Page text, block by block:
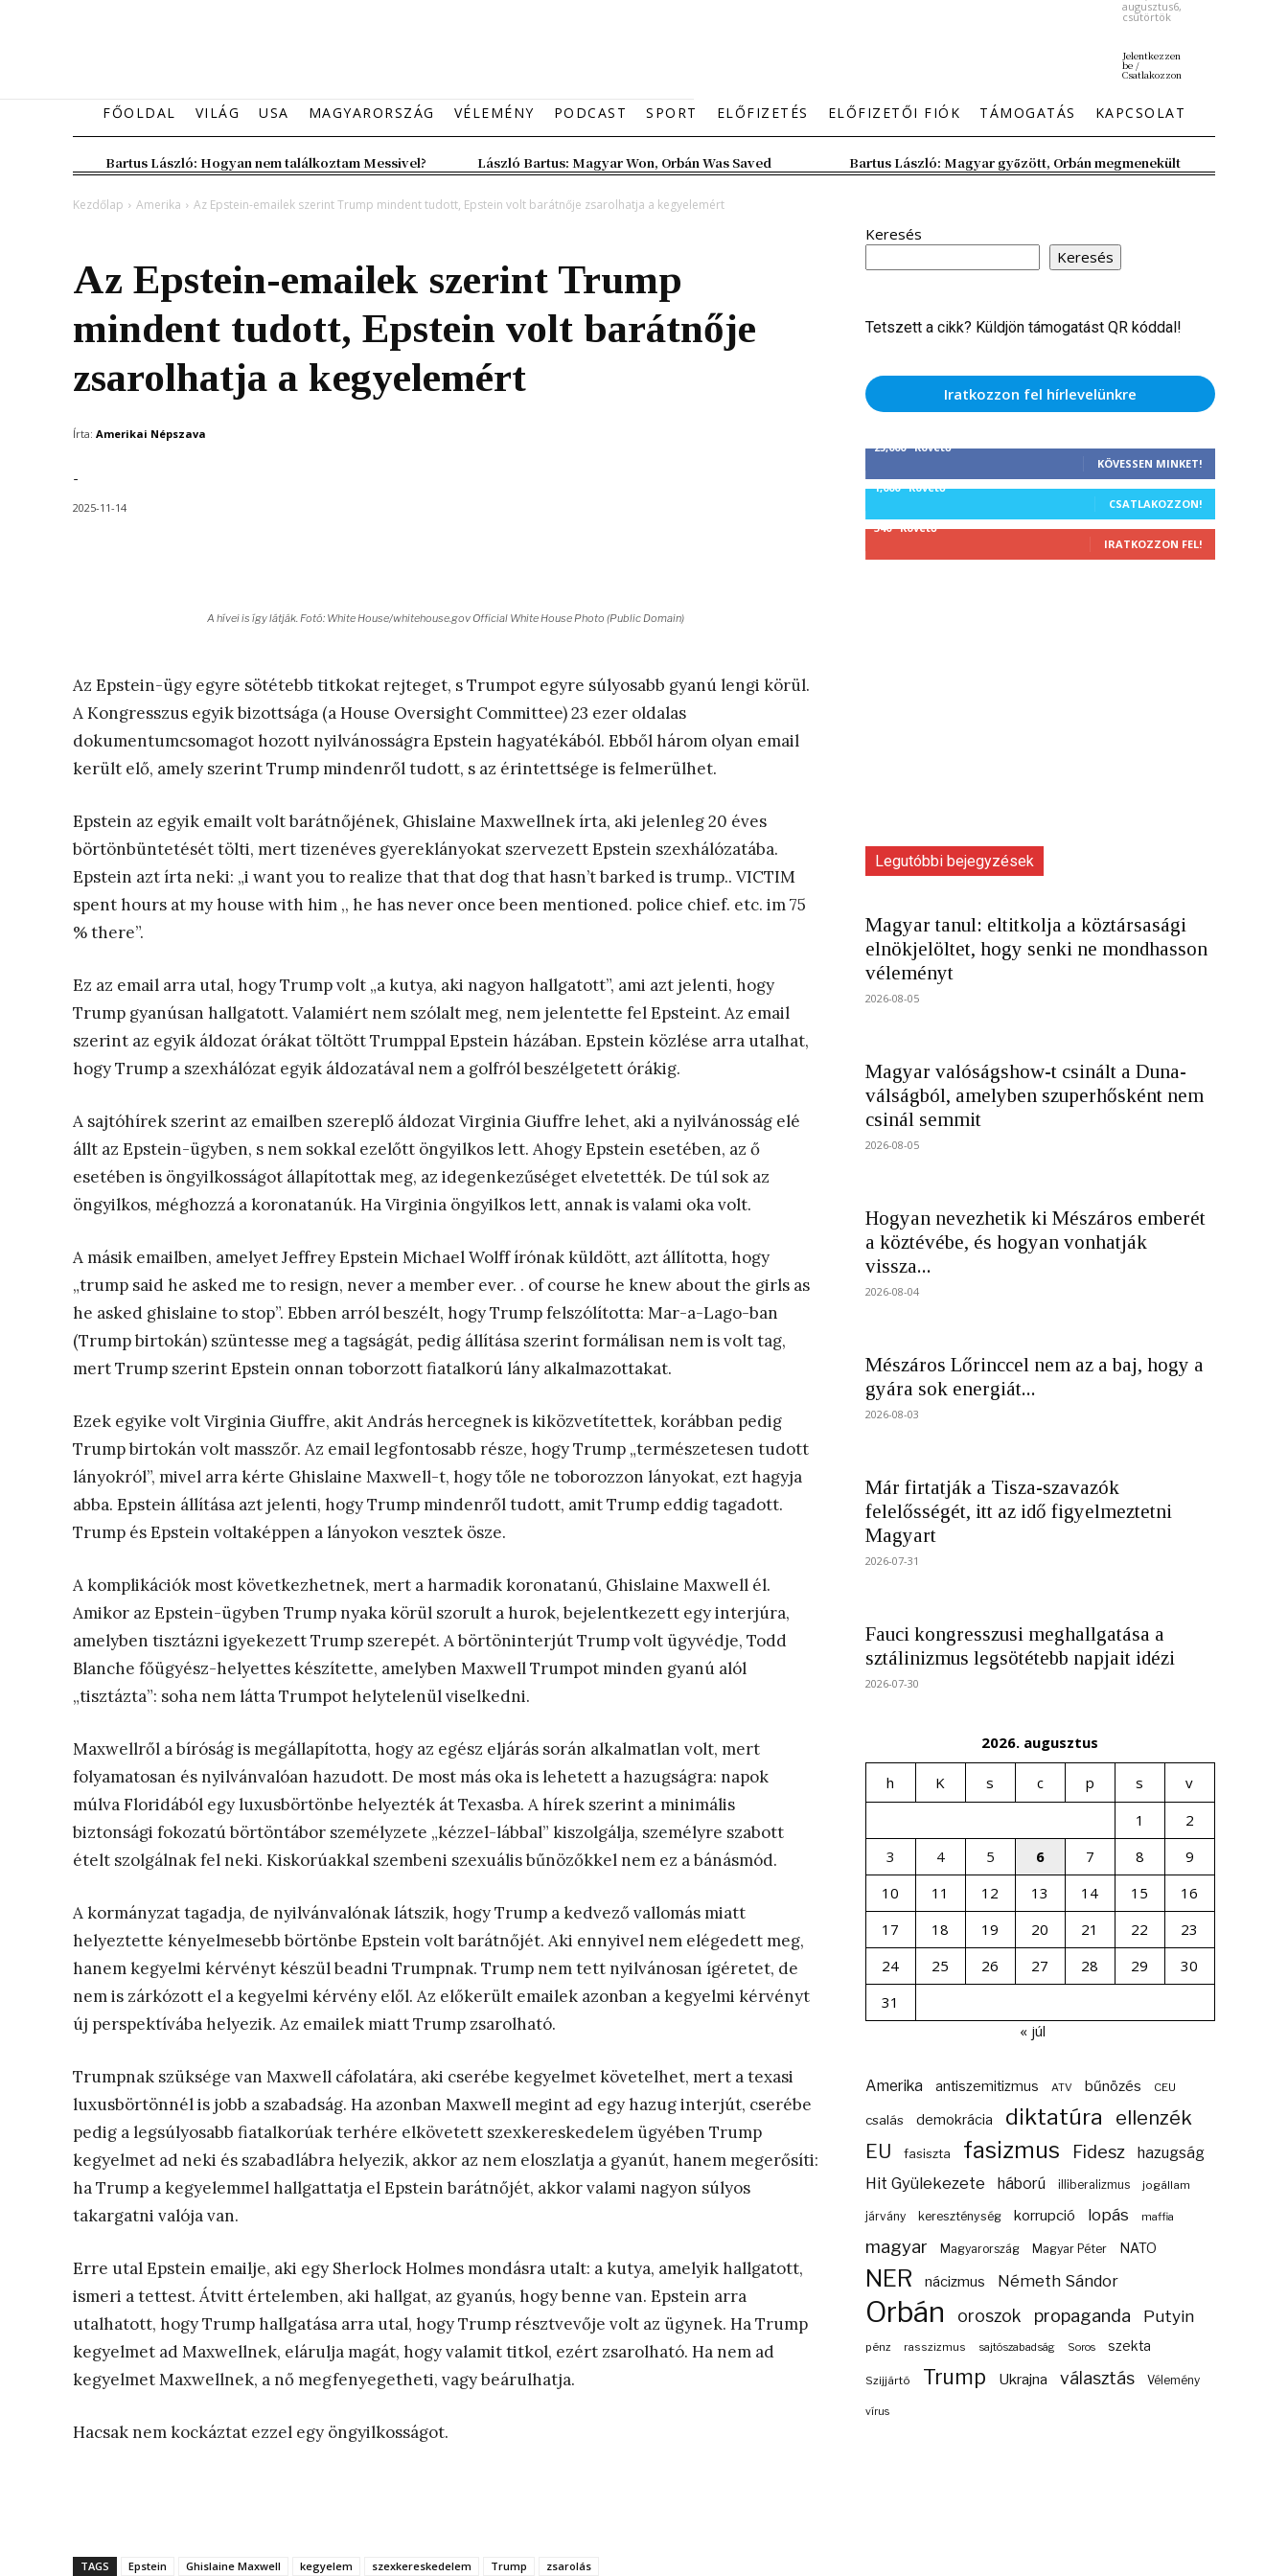
augusztus6,
csütörtök
Jelentkezzen
be /
Csatlakozzon
FŐOLDAL VILÁG USA MAGYARORSZÁG VÉLEMÉNY PODCAST SPORT ELŐFIZETÉS ELŐFIZETŐI FIÓK TÁMOGATÁS KAPCSOLAT
Bartus László: Hogyan nem találkoztam Messivel? László Bartus: Magyar Won, Orbán Was Saved Bartus László: Magyar győzött, Orbán megmenekült
Kezdőlap Amerika Az Epstein-emailek szerint Trump mindent tudott, Epstein volt barátnője zsarolhatja a kegyelemért
Az Epstein-emailek szerint Trump
mindent tudott, Epstein volt barátnője
zsarolhatja a kegyelemért
Írta: Amerikai Népszava
-
2025-11-14
A hívei is így látják. Fotó: White House/whitehouse.gov Official White House Photo (Public Domain)
Az Epstein-ügy egyre sötétebb titkokat rejteget, s Trumpot egyre súlyosabb gyanú lengi körül.
A Kongresszus egyik bizottsága (a House Oversight Committee) 23 ezer oldalas
dokumentumcsomagot hozott nyilvánosságra Epstein hagyatékából. Ebből három olyan email
került elő, amely szerint Trump mindenről tudott, s az érintettsége is felmerülhet.
Epstein az egyik emailt volt barátnőjének, Ghislaine Maxwellnek írta, aki jelenleg 20 éves
börtönbüntetését tölti, mert tizenéves gyereklányokat szervezett Epstein szexhálózatába.
Epstein azt írta neki: „i want you to realize that that dog that hasn’t barked is trump.. VICTIM
spent hours at my house with him ,, he has never once been mentioned. police chief. etc. im 75
% there”.
Ez az email arra utal, hogy Trump volt „a kutya, aki nagyon hallgatott”, ami azt jelenti, hogy
Trump gyanúsan hallgatott. Valamiért nem szólalt meg, nem jelentette fel Epsteint. Az email
szerint az egyik áldozat órákat töltött Trumppal Epstein házában. Epstein közlése arra utalhat,
hogy Trump a szexhálózat egyik áldozatával nem a golfról beszélgetett órákig.
A sajtóhírek szerint az emailben szereplő áldozat Virginia Giuffre lehet, aki a nyilvánosság elé
állt az Epstein-ügyben, s nem sokkal ezelőtt öngyilkos lett. Ahogy Epstein esetében, az ő
esetében is öngyilkosságot állapítottak meg, az idegenkezűséget elvetették. De túl sok az
öngyilkos, méghozzá a koronatanúk. Ha Virginia öngyilkos lett, annak is valami oka volt.
A másik emailben, amelyet Jeffrey Epstein Michael Wolff írónak küldött, azt állította, hogy
„trump said he asked me to resign, never a member ever. . of course he knew about the girls as
he asked ghislaine to stop”. Ebben arról beszélt, hogy Trump felszólította: Mar-a-Lago-ban
(Trump birtokán) szüntesse meg a tagságát, pedig állítása szerint formálisan nem is volt tag,
mert Trump szerint Epstein onnan toborzott fiatalkorú lány alkalmazottakat.
Ezek egyike volt Virginia Giuffre, akit András hercegnek is kiközvetítettek, korábban pedig
Trump birtokán volt masszőr. Az email legfontosabb része, hogy Trump „természetesen tudott
lányokról”, mivel arra kérte Ghislaine Maxwell-t, hogy tőle ne toborozzon lányokat, ezt hagyja
abba. Epstein állítása azt jelenti, hogy Trump mindenről tudott, amit Trump eddig tagadott.
Trump és Epstein voltaképpen a lányokon vesztek ösze.
A komplikációk most következhetnek, mert a harmadik koronatanú, Ghislaine Maxwell él.
Amikor az Epstein-ügyben Trump nyaka körül szorult a hurok, bejelentkezett egy interjúra,
amelyben tisztázni igyekezett Trump szerepét. A börtöninterjút Trump volt ügyvédje, Todd
Blanche főügyész-helyettes készítette, amelyben Maxwell Trumpot minden gyanú alól
„tisztázta”: soha nem látta Trumpot helytelenül viselkedni.
Maxwellről a bíróság is megállapította, hogy az egész eljárás során alkalmatlan volt, mert
folyamatosan és nyilvánvalóan hazudott. De most más oka is lehetett a hazugságra: napok
múlva Floridából egy luxusbörtönbe helyezték át Texasba. A hírek szerint a minimális
biztonsági fokozatú börtöntábor személyzete „kézzel-lábbal” kiszolgálja, személyre szabott
ételt szolgálnak fel neki. Kiskorúakkal szembeni szexuális bűnözőkkel nem ez a bánásmód.
A kormányzat tagadja, de nyilvánvalónak látszik, hogy Trump a kedvező vallomás miatt
helyeztette kényelmesebb börtönbe Epstein volt barátnőjét. Aki ennyivel nem elégedett meg,
hanem kegyelmi kérvényt készül beadni Trumpnak. Trump nem tett nyilvánosan ígéretet, de
nem is zárkózott el a kegyelmi kérvény elől. Az előkerült emailek azonban a kegyelmi kérvényt
új perspektívába helyezik. Az emailek miatt Trump zsarolható.
Trumpnak szüksége van Maxwell cáfolatára, aki cserébe kegyelmet követelhet, mert a texasi
luxusbörtönnél is jobb a szabadság. Ha azonban Maxwell megint ad egy hazug interjút, cserébe
pedig a legsúlyosabb fiatalkorúak terhére elkövetett szexkereskedelem ügyében Trump
kegyelmet ad neki és szabadlábra helyezik, akkor az nem eloszlatja a gyanút, hanem megerősíti:
ha Trump a kegyelemmel hallgattatja el Epstein barátnőjét, akkor valami nagyon súlyos
takargatni valója van.
Erre utal Epstein emailje, aki egy Sherlock Holmes mondásra utalt: a kutya, amelyik hallgatott,
ismeri a tettest. Átvitt értelemben, aki hallgat, az gyanús, hogy benne van. Epstein arra
utalhatott, hogy Trump hallgatása arra utal, hogy Trump résztvevője volt az ügynek. Ha Trump
kegyelmet ad Maxwellnek, elárulja magát, hogy valamit titkol, ezért zsarolható. Ha nem ad
kegyelmet Maxwellnek, a nő megfenyegetheti, vagy beárulhatja.
Hacsak nem kockáztat ezzel egy öngyilkosságot.
TAGS Epstein Ghislaine Maxwell kegyelem szexkereskedelem Trump zsarolás
Keresés
Keresés
Tetszett a cikk? Küldjön támogatást QR kóddal!
Iratkozzon fel hírlevelünkre
25,000 Követő
KÖVESSEN MINKET!
1,000 Követő
CSATLAKOZZON!
340 Követő
IRATKOZZON FEL!
Legutóbbi bejegyzések
Magyar tanul: eltitkolja a köztársasági
elnökjelöltet, hogy senki ne mondhasson
véleményt
2026-08-05
Magyar valóságshow-t csinált a Duna-
válságból, amelyben szuperhősként nem
csinál semmit
2026-08-05
Hogyan nevezhetik ki Mészáros emberét
a köztévébe, és hogyan vonhatják
vissza...
2026-08-04
Mészáros Lőrinccel nem az a baj, hogy a
gyára sok energiát...
2026-08-03
Már firtatják a Tisza-szavazók
felelősségét, itt az idő figyelmeztetni
Magyart
2026-07-31
Fauci kongresszusi meghallgatása a
sztálinizmus legsötétebb napjait idézi
2026-07-30
2026. augusztus
h K s c p s
v
1
2
3
4 5 6 7 8
9
10
11 12 13 14 15
16
17
18 19 20 21 22
23
24
25 26 27 28 29
30
31
« júl
Amerika antiszemitizmus ATV bűnözés CEU
csalás demokrácia diktatúra ellenzék
EU fasiszta fasizmus Fidesz hazugság
Hit Gyülekezete háború illiberalizmus jogállam
járvány kereszténység korrupció lopás maffia
magyar Magyarország Magyar Péter NATO
NER nácizmus Németh Sándor
Orbán oroszok propaganda Putyin
pénz rasszizmus sajtószabadság Soros szekta
Szijjártó Trump Ukrajna választás Vélemény
vírus